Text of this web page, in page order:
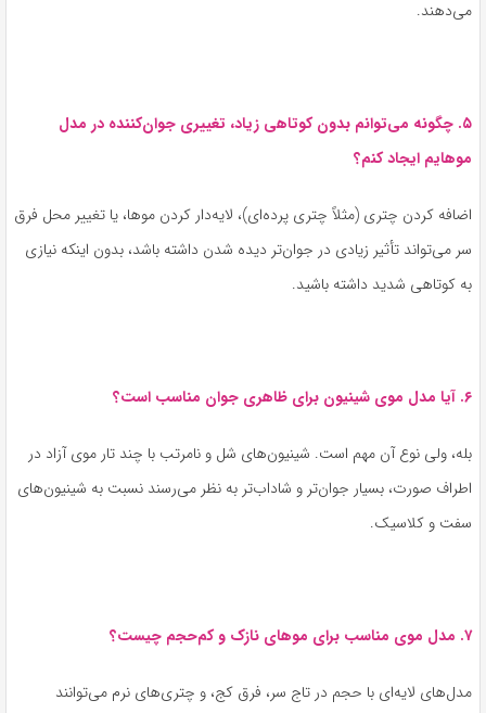
می‌دهند.
۵. چگونه می‌توانم بدون کوتاهی زیاد، تغییری جوان‌کننده در مدل
موهایم ایجاد کنم؟
اضافه کردن چتری (مثلاً چتری پرده‌ای)، لایه‌دار کردن موها، یا تغییر محل فرق
سر می‌تواند تأثیر زیادی در جوان‌تر دیده شدن داشته باشد، بدون اینکه نیازی
به کوتاهی شدید داشته باشید.
۶. آیا مدل موی شینیون برای ظاهری جوان مناسب است؟
بله، ولی نوع آن مهم است. شینیون‌های شل و نامرتب با چند تار موی آزاد در
اطراف صورت، بسیار جوان‌تر و شاداب‌تر به نظر می‌رسند نسبت به شینیون‌های
سفت و کلاسیک.
۷. مدل موی مناسب برای موهای نازک و کم‌حجم چیست؟
مدل‌های لایه‌ای با حجم در تاج سر، فرق کج، و چتری‌های نرم می‌توانند